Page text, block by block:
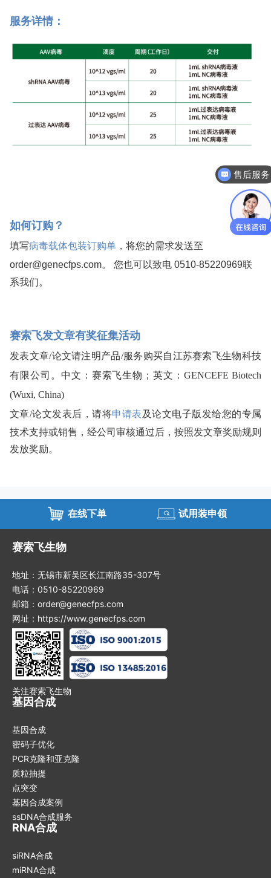
服务详情：
如何订购？
填写病毒载体包装订购单 ，将您的需求发送至
order@genecfps.com。 您也可以致电 0510-85220969联
系我们。
赛索飞发文章有奖征集活动
发表文章/论文请注明产品/服务购买自江苏赛索飞生物科技
有限公司。中文：赛索飞生物；英文：GENCEFE Biotech
(Wuxi, China)
文章/论文发表后，请将申请表 及论文电子版发给您的专属
技术支持或销售，经公司审核通过后，按照发文章奖励规则
发放奖励。
在线下单 试用装申领
赛索飞生物
地址：无锡市新吴区长江南路35-307号
电话：0510-85220969
邮箱：order@genecfps.com
网址：https://www.genecfps.com
关注赛索飞生物
基因合成
基因合成
密码子优化
PCR克隆和亚克隆
质粒抽提
点突变
基因合成案例
ssDNA合成服务
RNA合成
siRNA合成
miRNA合成
售后服务